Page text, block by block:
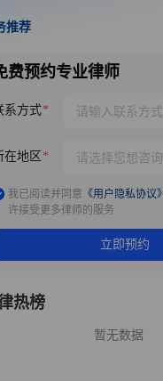
推荐
费预约专业律师
系方式
在地区
我已阅读并同意 《用户隐私协议》
许接受更多律师的服务
立即预约
热榜
暂无数据